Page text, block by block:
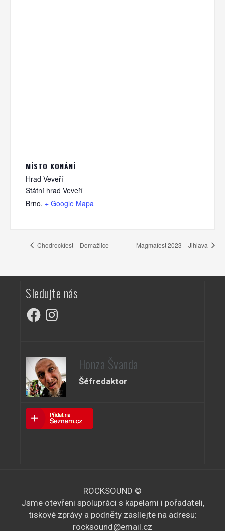
MÍSTO KONÁNÍ
Hrad Veveří
Státní hrad Veveří
Brno, + Google Mapa
Chodrockfest – Domažlice Magmafest 2023 – Jihlava
Sledujte nás
FacebookInstagram
Honza Švanda
Šéfredaktor
ROCKSOUND ©
Jsme otevřeni spolupráci s kapelami i pořadateli,
tiskové zprávy a podněty zasílejte na adresu:
rocksound@email.cz